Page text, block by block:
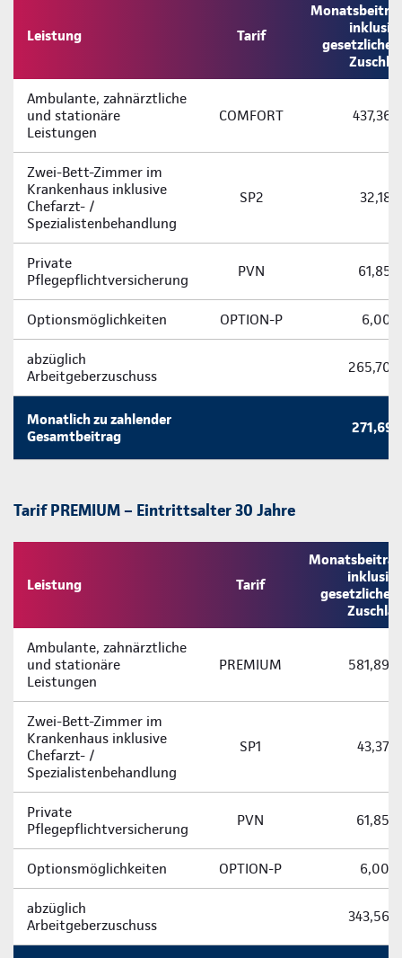
Leistung Tarif
Ambulante, zahnärztliche
und stationäre
Leistungen
COMFORT 437,36
Zwei-­Bett-­Zimmer im
Krankenhaus inklusive
Chefarzt- /
Spezialistenbehandlung
SP2 32,18
Private
Pflegepflichtversicherung
PVN 61,85
Optionsmöglichkeiten OPTION-P 6,00
abzüglich
Arbeitgeberzuschuss
265,70
Monatlich zu zahlender
Gesamtbeitrag
271,69
Tarif PREMIUM – Eintrittsalter 30 Jahre
Leistung Tarif
Monatsbeitrag
inklusive
gesetzlichem
Zuschlag
Ambulante, zahnärztliche
und stationäre
Leistungen
PREMIUM 581,89 €
Zwei-­Bett-­Zimmer im
Krankenhaus inklusive
Chefarzt- /
Spezialistenbehandlung
SP1 43,37 €
Private
Pflegepflichtversicherung
PVN 61,85 €
Optionsmöglichkeiten OPTION-P 6,00 €
abzüglich
Arbeitgeberzuschuss
343,56 €